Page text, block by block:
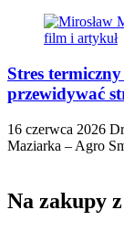
Stres
przewidywać
16 czerwca 2026
Maziarka – Agro
Na zakupy